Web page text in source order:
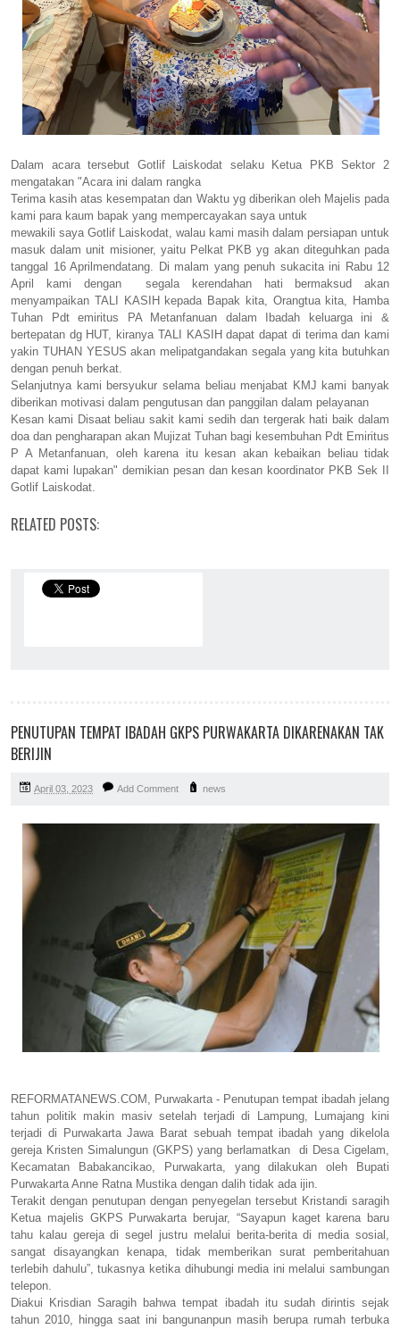
Dalam acara tersebut Gotlif Laiskodat selaku Ketua PKB Sektor 2
mengatakan "Acara ini dalam rangka
Terima kasih atas kesempatan dan Waktu yg diberikan oleh Majelis pada
kami para kaum bapak yang mempercayakan saya untuk
mewakili saya Gotlif Laiskodat, walau kami masih dalam persiapan untuk
masuk dalam unit misioner, yaitu Pelkat PKB yg akan diteguhkan pada
tanggal 16 Aprilmendatang. Di malam yang penuh sukacita ini Rabu 12
April kami dengan segala kerendahan hati bermaksud akan
menyampaikan TALI KASIH kepada Bapak kita, Orangtua kita, Hamba
Tuhan Pdt emiritus PA Metanfanuan dalam Ibadah keluarga ini &
bertepatan dg HUT, kiranya TALI KASIH dapat dapat di terima dan kami
yakin TUHAN YESUS akan melipatgandakan segala yang kita butuhkan
dengan penuh berkat.
Selanjutnya kami bersyukur selama beliau menjabat KMJ kami banyak
diberikan motivasi dalam pengutusan dan panggilan dalam pelayanan
Kesan kami Disaat beliau sakit kami sedih dan tergerak hati baik dalam
doa dan pengharapan akan Mujizat Tuhan bagi kesembuhan Pdt Emiritus
P A Metanfanuan, oleh karena itu kesan akan kebaikan beliau tidak
dapat kami lupakan" demikian pesan dan kesan koordinator PKB Sek II
Gotlif Laiskodat.
RELATED POSTS:
PENUTUPAN TEMPAT IBADAH GKPS PURWAKARTA DIKARENAKAN TAK
BERIJIN
April 03, 2023 Add Comment news
REFORMATANEWS.COM, Purwakarta - Penutupan tempat ibadah jelang
tahun politik makin masiv setelah terjadi di Lampung, Lumajang kini
terjadi di Purwakarta Jawa Barat sebuah tempat ibadah yang dikelola
gereja Kristen Simalungun (GKPS) yang berlamatkan di Desa Cigelam,
Kecamatan Babakancikao, Purwakarta, yang dilakukan oleh Bupati
Purwakarta Anne Ratna Mustika dengan dalih tidak ada ijin.
Terakit dengan penutupan dengan penyegelan tersebut Kristandi saragih
Ketua majelis GKPS Purwakarta berujar, “Sayapun kaget karena baru
tahu kalau gereja di segel justru melalui berita-berita di media sosial,
sangat disayangkan kenapa, tidak memberikan surat pemberitahuan
terlebih dahulu”, tukasnya ketika dihubungi media ini melalui sambungan
telepon.
Diakui Krisdian Saragih bahwa tempat ibadah itu sudah dirintis sejak
tahun 2010, hingga saat ini bangunanpun masih berupa rumah terbuka